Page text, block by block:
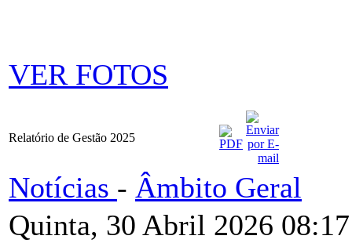
VER FOTOS
Relatório de Gestão 2025
Notícias - Âmbito Geral
Quinta, 30 Abril 2026 08:17